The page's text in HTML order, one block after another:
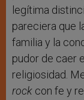
legítima
pareciera que
familia y la
pudor de caer
religiosidad.
rock con fe y